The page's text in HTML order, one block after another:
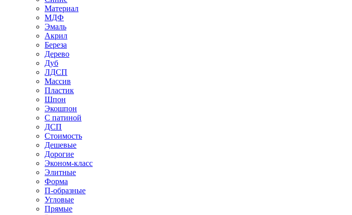
Материал
МДФ
Эмаль
Акрил
Береза
Дерево
Дуб
ЛДСП
Массив
Пластик
Шпон
Экошпон
С патиной
ДСП
Стоимость
Дешевые
Дорогие
Эконом-класс
Элитные
Форма
П-образные
Угловые
Прямые